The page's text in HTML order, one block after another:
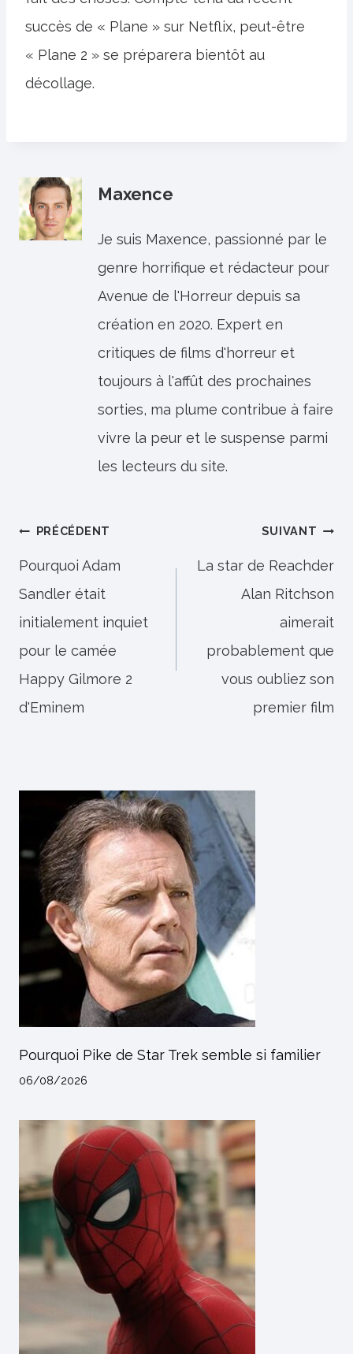
succès de « Plane » sur Netflix, peut-être
« Plane 2 » se préparera bientôt au
décollage.
Maxence
Je suis Maxence, passionné par le
genre horrifique et rédacteur pour
Avenue de l'Horreur depuis sa
création en 2020. Expert en
critiques de films d'horreur et
toujours à l'affût des prochaines
sorties, ma plume contribue à faire
vivre la peur et le suspense parmi
les lecteurs du site.
Navigation
de
l’article
PRÉCÉDENT
Pourquoi Adam
Sandler était
initialement inquiet
pour le camée
Happy Gilmore 2
d'Eminem
SUIVANT
La star de Reachder
Alan Ritchson
aimerait
probablement que
vous oubliez son
premier film
Pourquoi Pike de Star Trek semble si familier
06/08/2026